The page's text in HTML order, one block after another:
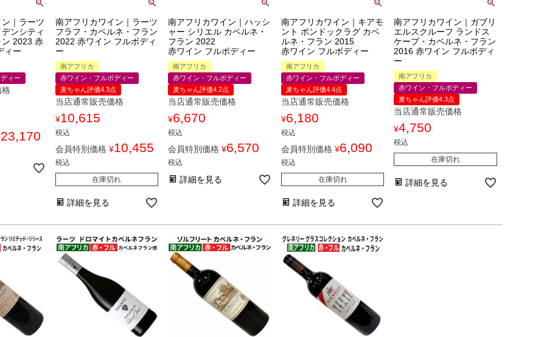
｜ラーツ
ンシティ
ン 2023 赤
ィー
ィー
格
23,170
南アフリカワイン｜ラーツ
フラフ・カベルネ・フラン
2022 赤ワイン フルボディ
ー
南アフリカ
赤ワイン・フルボディー
麦ちゃん評価4.3点
当店通常販売価格
¥10,615
税込
会員特別価格 ¥10,455
税込
在庫切れ
詳細を見る
南アフリカワイン｜ハッシ
ャー シリエル カベルネ・
フラン 2022
赤ワイン フルボディー
南アフリカ
赤ワイン・フルボディー
麦ちゃん評価4.2点
当店通常販売価格
¥6,670
税込
会員特別価格 ¥6,570
税込
詳細を見る
南アフリカワイン｜キアモ
ント ポンドックラグ カベ
ルネ・フラン 2015
赤ワイン フルボディー
南アフリカ
赤ワイン・フルボディー
麦ちゃん評価4.4点
当店通常販売価格
¥6,180
税込
会員特別価格 ¥6,090
税込
在庫切れ
詳細を見る
南アフリカワイン｜ガブリ
エルスクルーフ ランドス
ケープ・カベルネ・フラン
2016 赤ワイン フルボディ
ー
南アフリカ
赤ワイン・フルボディー
麦ちゃん評価4.3点
当店通常販売価格
¥4,750
税込
在庫切れ
詳細を見る